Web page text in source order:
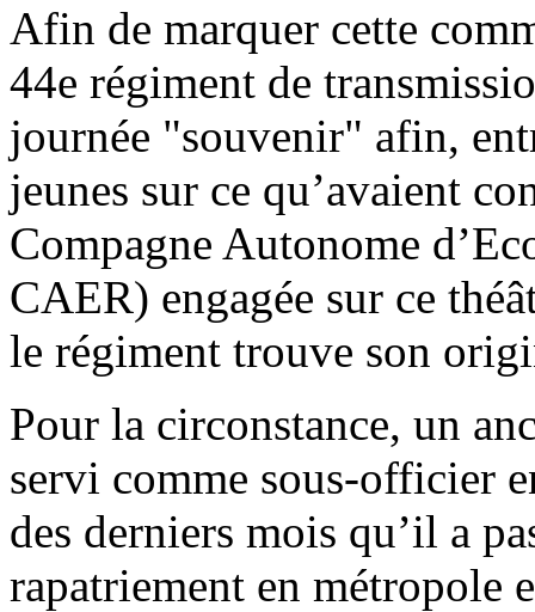
Afin de marquer cette
44e régiment de
journée "souvenir" afin,
jeunes sur ce qu’avaient
Compagne Autonome
CAER) engagée sur ce
le régiment trouve son
Pour la circonstance, un
servi comme sous-officier
des derniers mois qu’il a
rapatriement en métropole